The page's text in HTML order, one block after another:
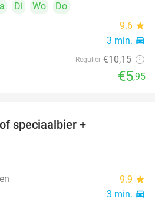
Di Wo
Do
9.6 star
3 min. directions_car
Regulier €10,15
€5,95
speciaalbier +
9.9 star
3 min. directions_car